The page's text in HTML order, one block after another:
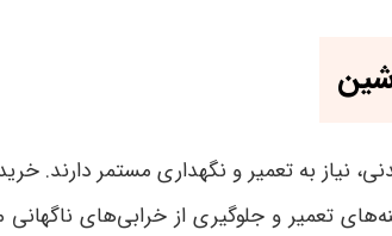
نیاز به تعمیر و نگهداری مستمر دارند.
تعمیر و جلوگیری از خرابی‌های